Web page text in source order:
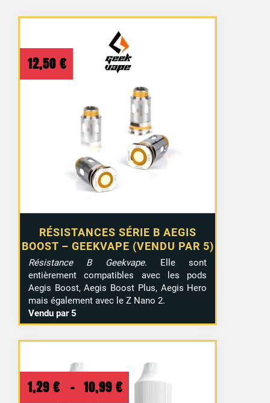
RÉSISTANCES SÉRIE B AEGIS
BOOST – GEEKVAPE (VENDU PAR 5)
12,50 €
Résistance B Geekvape. Elle sont
entièrement compatibles avec les pods
Aegis Boost, Aegis Boost Plus, Aegis Hero
mais également avec le Z Nano 2.
Vendu par 5
1,29 € – 10,99 €
Plage